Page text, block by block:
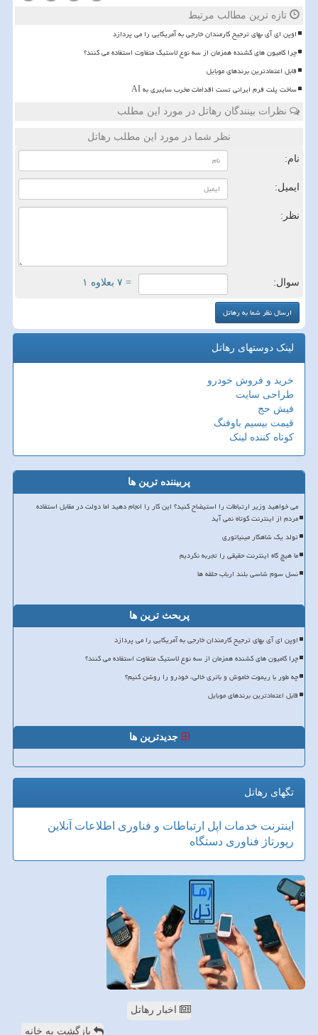
تازه ترین مطالب مرتبط
اوپن ای آی بهای ترجیح کارمندان خارجی به آمریکایی را می پردازد
چرا کامیون های کشنده همزمان از سه نوع لاستیک متفاوت استفاده می کنند؟
قابل اعتمادترین برندهای موبایل
ساخت پلت فرم ایرانی تست اقدامات مخرب سایبری به AI
نظرات بینندگان رهاتل در مورد این مطلب
نظر شما در مورد این مطلب رهاتل
نام:
ایمیل:
نظر:
سوال: = ۷ بعلاوه ۱
لینک دوستهای رهاتل
خرید و فروش خودرو
طراحی سایت
فیش حج
قیمت بیسیم باوفنگ
کوتاه کننده لینک
پربیننده ترین ها
می خواهید وزیر ارتباطات را استیضاح کنید؟ این کار را انجام دهید اما دولت در مقابل استفاده
مردم از اینترنت کوتاه نمی آید
تولد یک شاهکار مینیاتوری
ما هیچ گاه اینترنت حقیقی را تجربه نکردیم
نسل سوم شاسی بلند ارباب حلقه ها
پربحث ترین ها
اوپن ای آی بهای ترجیح کارمندان خارجی به آمریکایی را می پردازد
چرا کامیون های کشنده همزمان از سه نوع لاستیک متفاوت استفاده می کنند؟
چه طور با ریموت خاموش و باتری خالی، خودرو را روشن کنیم؟
قابل اعتمادترین برندهای موبایل
جدیدترین ها
تگهای رهاتل
اینترنت خدمات اپل ارتباطات و فناوری اطلاعات آنلاین
رپورتاژ فناوری دستگاه
اخبار رهاتل
بازگشت به خانه